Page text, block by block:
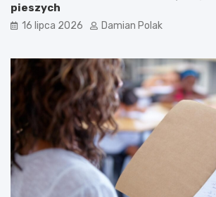
pieszych
16 lipca 2026 Damian Polak